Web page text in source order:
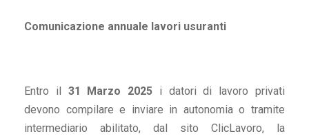
Comunicazione annuale lavori usuranti
Entro il 31 Marzo 2025 i datori di lavoro privati
devono compilare e inviare in autonomia o tramite
intermediario abilitato, dal sito ClicLavoro, la